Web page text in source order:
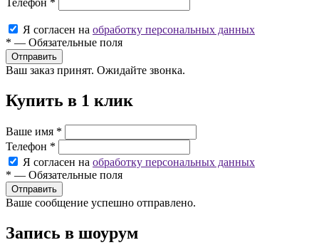
Телефон *
Я согласен на обработку персональных данных
* — Обязательные поля
Ваш заказ принят. Ожидайте звонка.
Купить в 1 клик
Ваше имя *
Телефон *
Я согласен на обработку персональных данных
* — Обязательные поля
Ваше сообщение успешно отправлено.
Запись в шоурум